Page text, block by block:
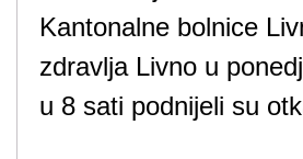
Kantonalne bolnice
zdravlja Livno u
u 8 sati podnijeli su